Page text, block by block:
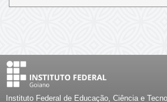
Instituto Federal de Educação, Ciência e